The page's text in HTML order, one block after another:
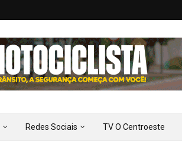
Redes Sociais TV O Centroeste